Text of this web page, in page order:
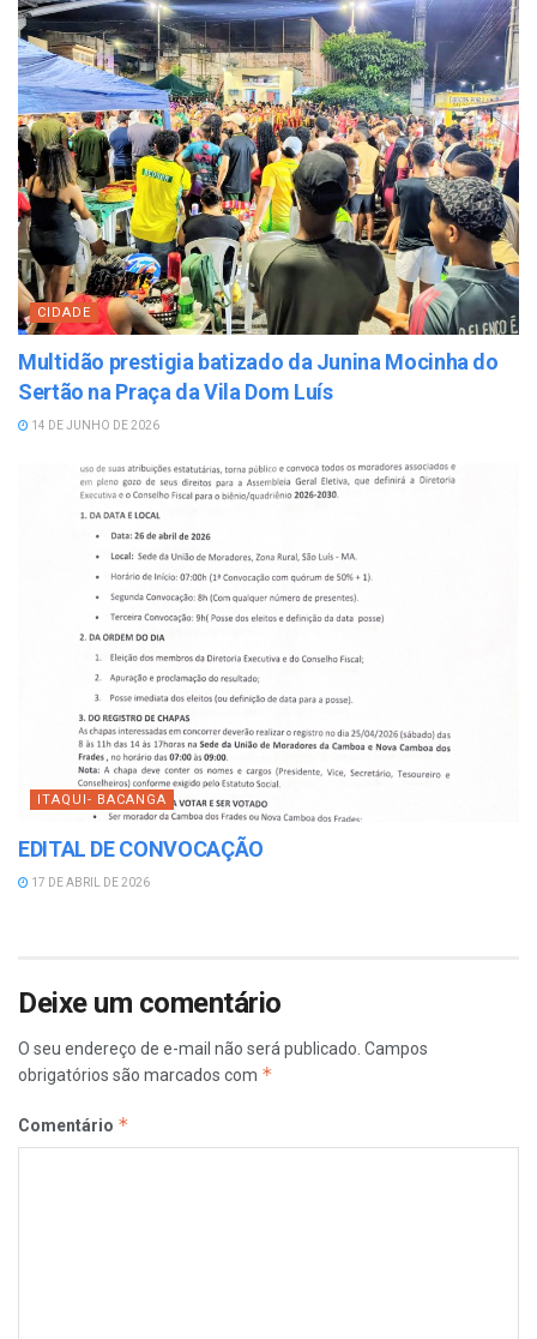
CIDADE
Multidão prestigia batizado da Junina Mocinha do
Sertão na Praça da Vila Dom Luís
14 DE JUNHO DE 2026
ITAQUI- BACANGA
EDITAL DE CONVOCAÇÃO
17 DE ABRIL DE 2026
Deixe um comentário
O seu endereço de e-mail não será publicado. Campos
obrigatórios são marcados com *
Comentário *